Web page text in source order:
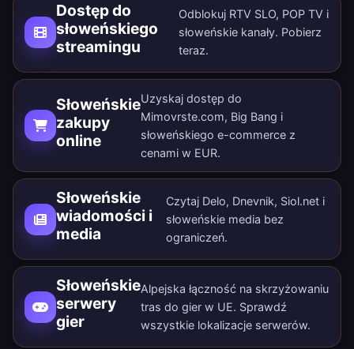
Dostęp do
słoweńskiego
streamingu
Odblokuj RTV SLO, POP TV i
słoweńskie kanały. Pobierz
teraz.
Słoweńskie
zakupy
online
Uzyskaj dostęp do
Mimovrste.com, Big Bang i
słoweńskiego e-commerce z
cenami w EUR.
Słoweńskie
wiadomości i
media
Czytaj Delo, Dnevnik, Siol.net i
słoweńskie media bez
ograniczeń.
Słoweńskie
serwery
gier
Alpejska łączność na skrzyżowaniu
tras do gier w UE. Sprawdź
wszystkie lokalizacje serwerów.